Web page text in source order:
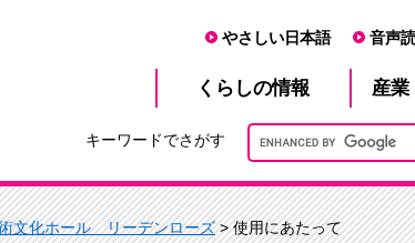
やさしい日本語 音声
くらしの情報 産業
キーワードでさがす
文化ホール リーデンローズ> 使用にあたって